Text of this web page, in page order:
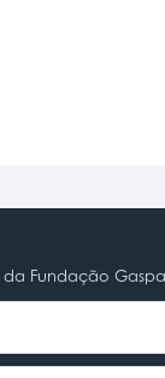
Fundação